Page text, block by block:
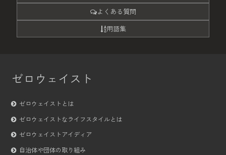
よくある質問
用語集
ゼロウェイスト
ゼロウェイストとは
ゼロウェイストなライフスタイルとは
ゼロウェイストアイディア
自治体や団体の取り組み